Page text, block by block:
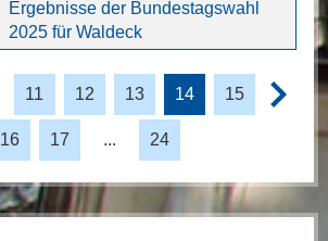
Ergebnisse der Bundestagswahl
2025 für Waldeck
11 12 13 14 15
16 17 ... 24